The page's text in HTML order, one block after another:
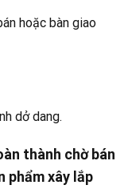
hoặc bàn giao
dở dang.
thành chờ bán
phẩm xây lắp